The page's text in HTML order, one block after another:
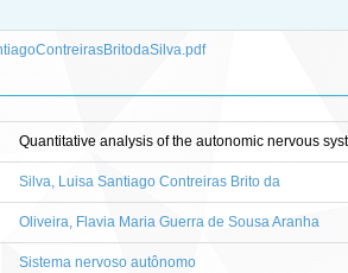
Quantitative analysis of the autonomic nervous
Silva, Luisa Santiago Contreiras Brito da
Oliveira, Flavia Maria Guerra de Sousa Aranha
Sistema nervoso autônomo